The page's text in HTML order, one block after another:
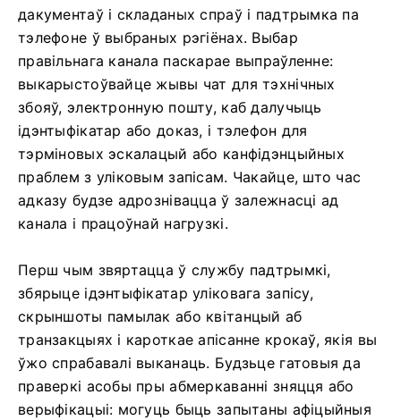
дакументаў і складаных спраў і падтрымка па
тэлефоне ў выбраных рэгіёнах. Выбар
правільнага канала паскарае выпраўленне:
выкарыстоўвайце жывы чат для тэхнічных
збояў, электронную пошту, каб далучыць
ідэнтыфікатар або доказ, і тэлефон для
тэрміновых эскалацый або канфідэнцыйных
праблем з уліковым запісам. Чакайце, што час
адказу будзе адрознівацца ў залежнасці ад
канала і працоўнай нагрузкі.
Перш чым звяртацца ў службу падтрымкі,
збярыце ідэнтыфікатар уліковага запісу,
скрыншоты памылак або квітанцый аб
транзакцыях і кароткае апісанне крокаў, якія вы
ўжо спрабавалі выканаць. Будзьце гатовыя да
праверкі асобы пры абмеркаванні зняцця або
верыфікацыі: могуць быць запытаны афіцыйныя